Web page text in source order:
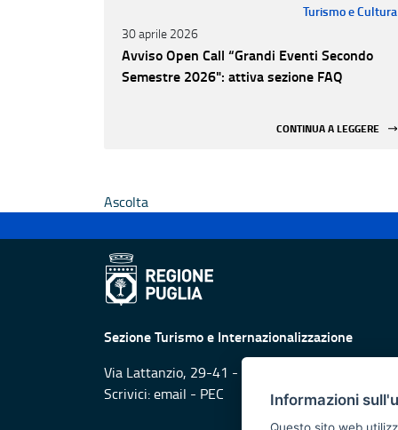
Turismo e Cultura
30 aprile 2026
Avviso Open Call “Grandi Eventi Secondo
Semestre 2026": attiva sezione FAQ
CONTINUA A LEGGERE
Ascolta
Sezione Turismo e Internazionalizzazione
Via Lattanzio, 29-41 - 70126 Bari
Scrivici:email - PEC Informazioni